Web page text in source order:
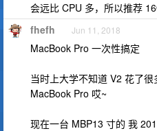
会远比 CPU 多，所以推荐
fhefh Jun 11, 2018
MacBook Pro 一次性搞定
当时上大学不知道 V2 花了
MacBook Pro 哎~
现在一台 MBP13 寸的 我